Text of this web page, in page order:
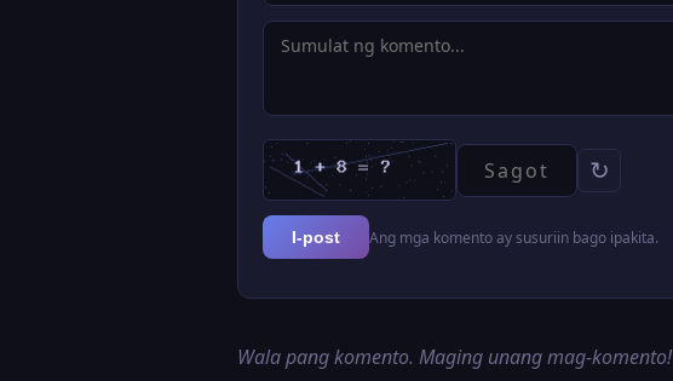
↻
I-post Ang mga komento ay susuriin bago ipakita.
Wala pang komento. Maging unang mag-komento!